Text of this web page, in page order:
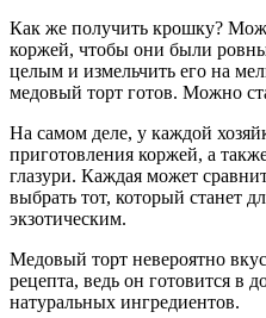
Как же получить крошку?
коржей, чтобы они были
целым и измельчить его на
медовый торт готов. Можно
На самом деле, у каждой
приготовления коржей, а
глазури. Каждая может
выбрать тот, который станет
экзотическим.
Медовый торт невероятно
рецепта, ведь он готовится в
натуральных ингредиентов.